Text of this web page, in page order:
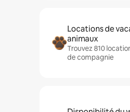
Locations de
animaux
Trouvez 810
de compagnie